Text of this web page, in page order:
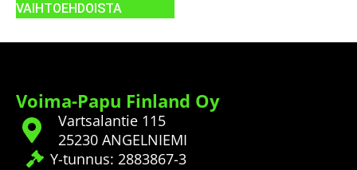
VAIHTOEHDOISTA
Voima-Papu Finland Oy
Vartsalantie 115
25230 ANGELNIEMI
Y-tunnus: 2883867-3